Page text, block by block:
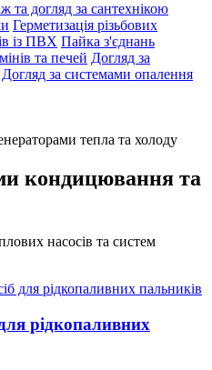
та догляд за сантехнікою
Герметизація різьбових
із ПВХ Пайка з'єднань
та печей Догляд за
Догляд за системами опалення
тепла та холоду
кондицювання та
насосів та систем
рідкопаливних